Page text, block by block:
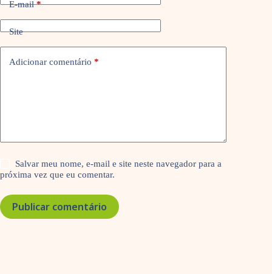
E-mail*
Site
Adicionar comentário *
Salvar meu nome, e-mail e site neste navegador para a
próxima vez que eu comentar.
Publicar comentário